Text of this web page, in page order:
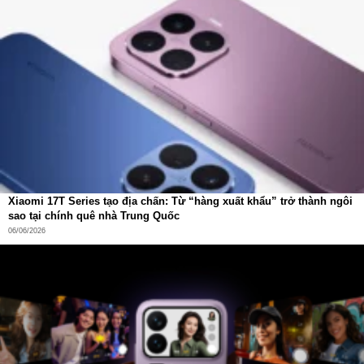
bạn có thể chọn tông màu như xanh lam, tím… để hòa hợp
với không gian sống. Bình chứa còn có thiết kế trong suốt,
dễ kiểm tra mực nước mà không cần tháo lắp, cực kỳ tiện
lợi khi sử dụng.
Hoạt Động Êm Ái – Giữ Gìn Không Gian Yên
Xiaomi 17T Series tạo địa chấn: Từ “hàng xuất khẩu” trở thành ngôi
sao tại chính quê nhà Trung Quốc
06/06/2026